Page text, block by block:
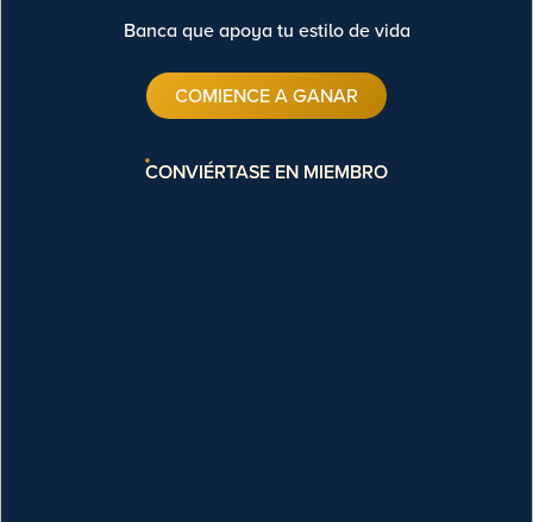
Banca que apoya tu estilo de vida
COMIENCE A GANAR
CONVIÉRTASE EN MIEMBRO